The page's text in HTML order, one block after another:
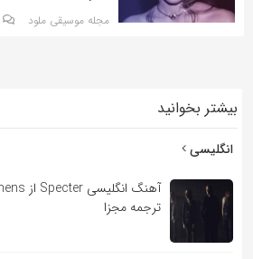
صفحه
خود
به
بگذارید.
مجله موسیقی ملود
بیشتر بخوانید
انگلیسی
ترجمه مجزا